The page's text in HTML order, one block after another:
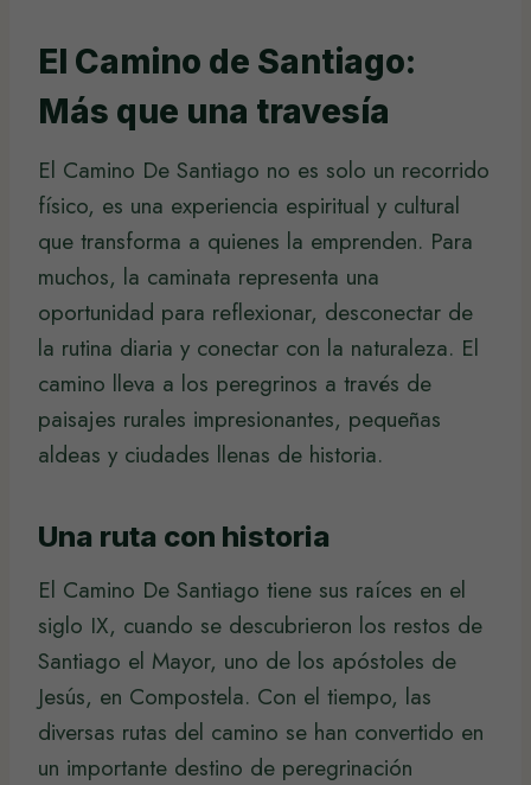
El Camino de Santiago:
Más que una travesía
El Camino De Santiago no es solo un recorrido
físico, es una experiencia espiritual y cultural
que transforma a quienes la emprenden. Para
muchos, la caminata representa una
oportunidad para reflexionar, desconectar de
la rutina diaria y conectar con la naturaleza. El
camino lleva a los peregrinos a través de
paisajes rurales impresionantes, pequeñas
aldeas y ciudades llenas de historia.
Una ruta con historia
El Camino De Santiago tiene sus raíces en el
siglo IX, cuando se descubrieron los restos de
Santiago el Mayor, uno de los apóstoles de
Jesús, en Compostela. Con el tiempo, las
diversas rutas del camino se han convertido en
un importante destino de peregrinación